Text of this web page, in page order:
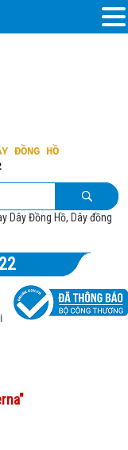
ĐỒNG HỒ
Dây Đồng Hồ, Dây đồng
"